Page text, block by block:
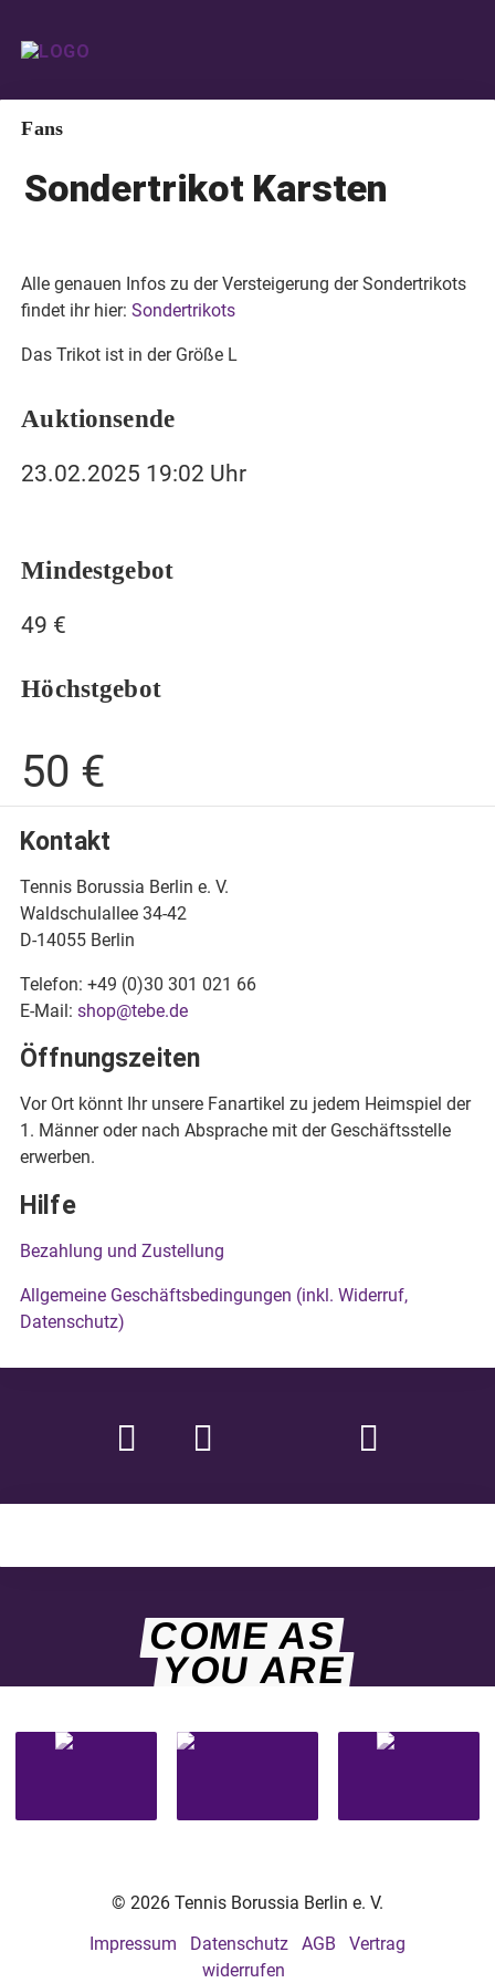
Fans
Sondertrikot Karsten
Alle genauen Infos zu der Versteigerung der Sondertrikots
findet ihr hier:Sondertrikots
Das Trikot ist in der Größe L
Auktionsende
23.02.2025 19:02 Uhr
Mindestgebot
49 €
Höchstgebot
50 €
Kontakt
Tennis Borussia Berlin e. V.
Waldschulallee 34-42
D-14055 Berlin
Telefon: +49 (0)30 301 021 66
E-Mail: shop@tebe.de
Öffnungszeiten
Vor Ort könnt Ihr unsere Fanartikel zu jedem Heimspiel der
1. Männer oder nach Absprache mit der Geschäftsstelle
erwerben.
Hilfe
Bezahlung und Zustellung
Allgemeine Geschäftsbedingungen (inkl. Widerruf,
Datenschutz)
COME AS
YOU ARE
© 2026 Tennis Borussia Berlin e. V.
Impressum
Datenschutz AGB
Vertrag
widerrufen